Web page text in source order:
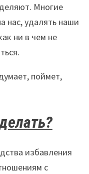
Многие
нас, удалять наши
ни в чем не
поймет,
избавления
с